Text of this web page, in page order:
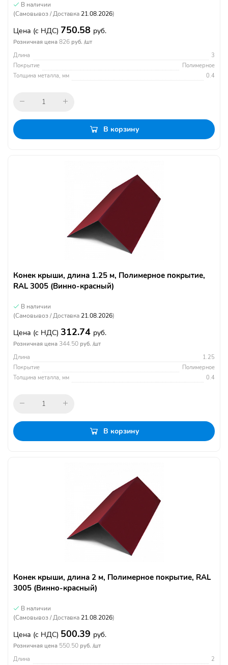
В наличии
(Самовывоз / Доставка 21.08.2026)
Цена (с НДС) 750.58 руб.
Розничная цена 826 руб. /шт
Длина
3
Покрытие
Полимерное
Толщина металла, мм
0.4
В корзину
Конек крыши, длина 1.25 м, Полимерное покрытие,
RAL 3005 (Винно-красный)
В наличии
(Самовывоз / Доставка 21.08.2026)
Цена (с НДС) 312.74 руб.
Розничная цена 344.50 руб. /шт
Длина
1.25
Покрытие
Полимерное
Толщина металла, мм
0.4
В корзину
Конек крыши, длина 2 м, Полимерное покрытие, RAL
3005 (Винно-красный)
В наличии
(Самовывоз / Доставка 21.08.2026)
Цена (с НДС) 500.39 руб.
Розничная цена 550.50 руб. /шт
Длина
2